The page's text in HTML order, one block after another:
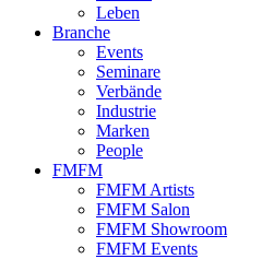
Leben
Branche
Events
Seminare
Verbände
Industrie
Marken
People
FMFM
FMFM Artists
FMFM Salon
FMFM Showroom
FMFM Events